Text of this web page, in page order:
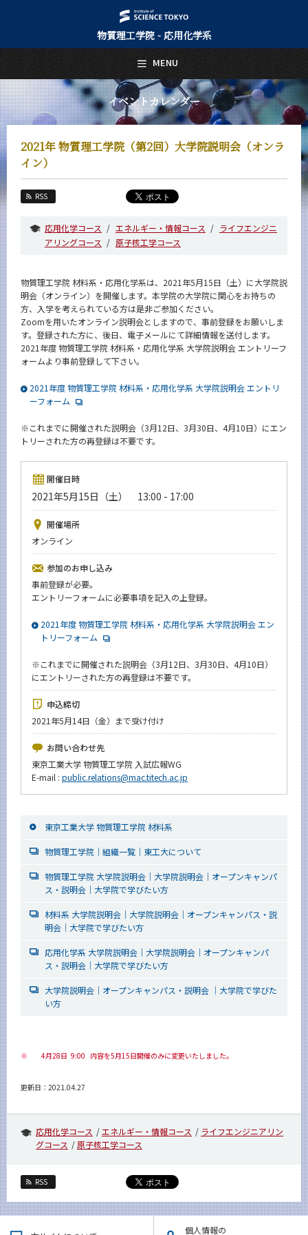
物質理工学院 - 応用化学系
イベントカレンダー
2021年 物質理工学院（第2回）大学院説明会（オンラ
イン）
RSS
応用化学コース エネルギー・情報コース
ライフエンジニ
アリングコース
原子核工学コース
物質理工学院 材料系・応用化学系は、2021年5月15日（土）に大学院説
明会（オンライン）を開催します。本学院の大学院に関心をお持ちの
方、入学を考えられている方は是非ご参加ください。
Zoomを用いたオンライン説明会としますので、事前登録をお願いしま
す。登録された方に、後日、電子メールにて詳細情報を送付します。
2021年度 物質理工学院 材料系・応用化学系 大学院説明会 エントリーフ
ォームより事前登録して下さい。
2021年度 物質理工学院 材料系・応用化学系 大学院説明会 エントリ
ーフォーム
※これまでに開催された説明会（3月12日、3月30日、4月10日）にエン
トリーされた方の再登録は不要です。
開催日時
2021年5月15日（土） 13:00 - 17:00
開催場所
オンライン
参加のお申し込み
事前登録が必要。
エントリーフォームに必要事項を記入の上登録。
2021年度 物質理工学院 材料系・応用化学系 大学院説明会 エン
トリーフォーム
※これまでに開催された説明会（3月12日、3月30日、4月10日）
にエントリーされた方の再登録は不要です。
申込締切
2021年5月14日（金）まで受け付け
お問い合わせ先
東京工業大学 物質理工学院 入試広報WG
E-mail : public.relations@mac.titech.ac.jp
東京工業大学 物質理工学院 材料系
物質理工学院｜組織一覧｜東工大について
物質理工学院 大学院説明会｜大学院説明会｜オープンキャンパ
ス・説明会｜大学院で学びたい方
材料系 大学院説明会｜大学院説明会｜オープンキャンパス・説
明会｜大学院で学びたい方
応用化学系 大学院説明会｜大学院説明会｜オープンキャンパ
ス・説明会｜大学院で学びたい方
大学院説明会｜オープンキャンパス・説明会 ｜大学院で学びた
い方
※ 4月28日 9:00 内容を5月15日開催のみに変更いたしました。
更新日：2021.04.27
応用化学コース エネルギー・情報コース
ライフエンジニアリン
グコース
原子核工学コース
RSS
個人情報の
MENU
日本語 English
トップページ
Top Page
応用化学系について
About Us
教育
Education
教員・研究室
Faculty and Laboratories
未来
Future
Admissions
応用化学系 News
News
イベントカレンダー
Event Calendar
今後のイベント
今後の課程別イベント
年別アーカイブ
サイト構成
CLOSE